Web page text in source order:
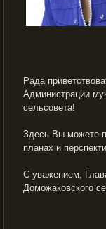
Рада
Администрации
сельсовета!
Здесь Вы можете
планах и
С уважением,
Доможаковского